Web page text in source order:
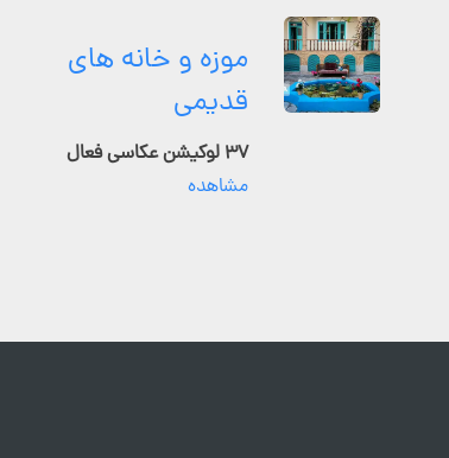
موزه و خانه های
قدیمی
۳۷ لوکیشن عکاسی فعال
مشاهده